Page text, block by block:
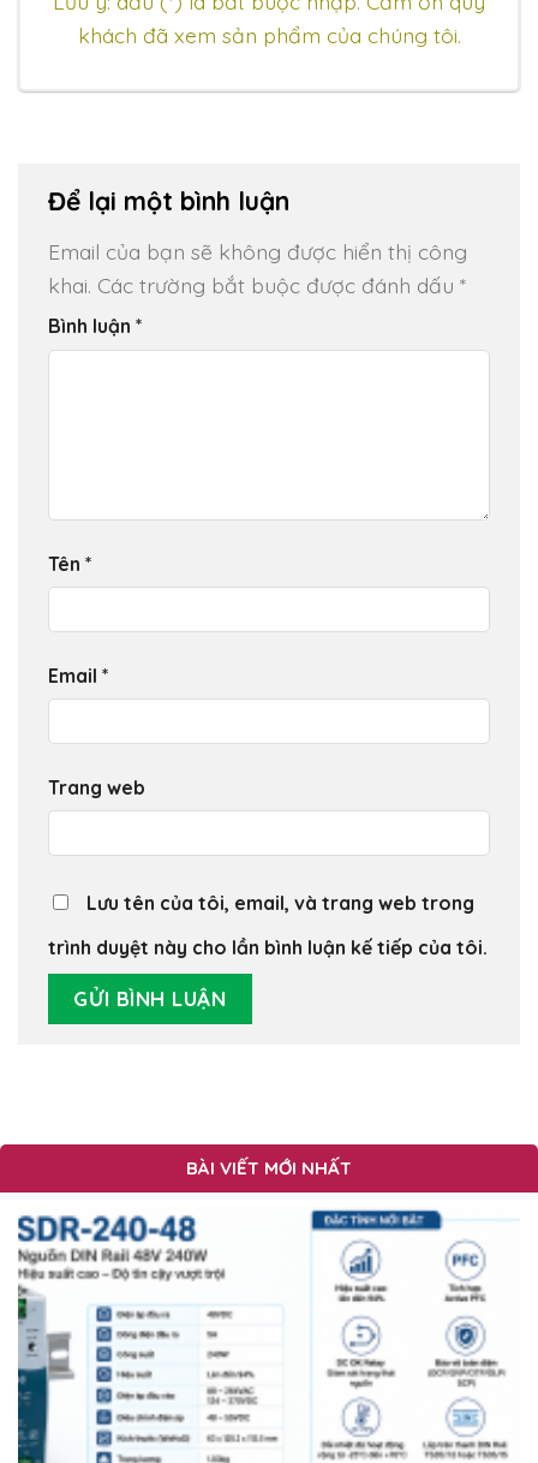
khách đã xem sản phẩm của chúng tôi.
Để lại một bình luận
Email của bạn sẽ không được hiển thị công
khai. Các trường bắt buộc được đánh dấu *
Bình luận *
Tên *
Email *
Trang web
Lưu tên của tôi, email, và trang web trong
trình duyệt này cho lần bình luận kế tiếp của tôi.
BÀI VIẾT MỚI NHẤT